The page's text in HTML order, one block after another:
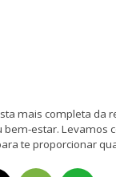
mais completa da
estar. Levamos
te proporcionar